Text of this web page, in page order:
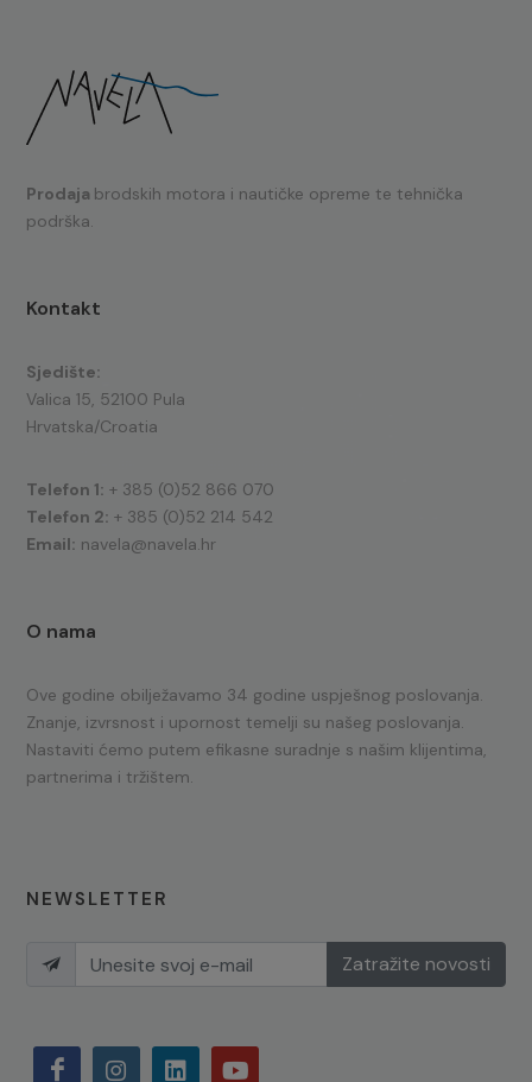
Prodaja brodskih motora i nautičke opreme te tehnička
podrška.
Kontakt
Sjedište:
Valica 15, 52100 Pula
Hrvatska/Croatia
Telefon 1: + 385 (0)52 866 070
Telefon 2: + 385 (0)52 214 542
Email: navela@navela.hr
O nama
Ove godine obilježavamo 34 godine uspješnog poslovanja.
Znanje, izvrsnost i upornost temelji su našeg poslovanja.
Nastaviti ćemo putem efikasne suradnje s našim klijentima,
partnerima i tržištem.
NEWSLETTER
Zatražite novosti